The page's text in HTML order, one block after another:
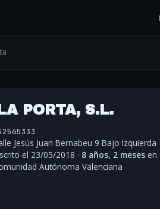
PORTA, S.L.
Jesús Juan Bernabeu 9 Bajo
el 23/05/2018 · 8 años, 2 meses en
Autónoma Valenciana